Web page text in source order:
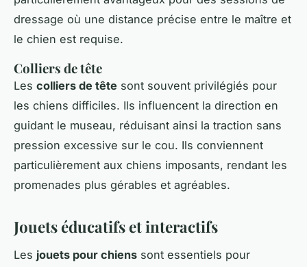
dressage où une distance précise entre le maître et
le chien est requise.
Colliers de tête
Les colliers de tête sont souvent privilégiés pour
les chiens difficiles. Ils influencent la direction en
guidant le museau, réduisant ainsi la traction sans
pression excessive sur le cou. Ils conviennent
particulièrement aux chiens imposants, rendant les
promenades plus gérables et agréables.
Jouets éducatifs et interactifs
Les jouets pour chiens sont essentiels pour